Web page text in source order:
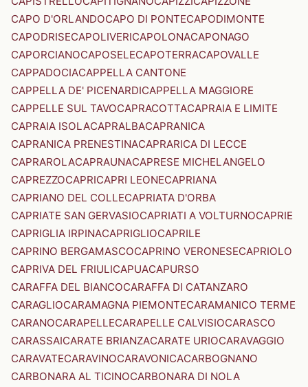
CAPO D'ORLANDOCAPO DI PONTECAPODIMONTE
CAPODRISECAPOLIVERICAPOLONACAPONAGO
CAPORCIANOCAPOSELECAPOTERRACAPOVALLE
CAPPADOCIACAPPELLA CANTONE
CAPPELLA DE' PICENARDICAPPELLA MAGGIORE
CAPPELLE SUL TAVOCAPRACOTTACAPRAIA E LIMITE
CAPRAIA ISOLACAPRALBACAPRANICA
CAPRANICA PRENESTINACAPRARICA DI LECCE
CAPRAROLACAPRAUNACAPRESE MICHELANGELO
CAPREZZOCAPRICAPRI LEONECAPRIANA
CAPRIANO DEL COLLECAPRIATA D'ORBA
CAPRIATE SAN GERVASIOCAPRIATI A VOLTURNOCAPRIE
CAPRIGLIA IRPINACAPRIGLIOCAPRILE
CAPRINO BERGAMASCOCAPRINO VERONESECAPRIOLO
CAPRIVA DEL FRIULICAPUACAPURSO
CARAFFA DEL BIANCOCARAFFA DI CATANZARO
CARAGLIOCARAMAGNA PIEMONTECARAMANICO TERME
CARANOCARAPELLECARAPELLE CALVISIOCARASCO
CARASSAICARATE BRIANZACARATE URIOCARAVAGGIO
CARAVATECARAVINOCARAVONICACARBOGNANO
CARBONARA AL TICINOCARBONARA DI NOLA